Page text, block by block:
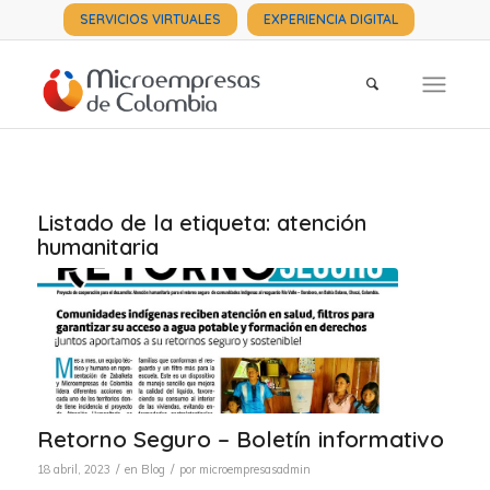
SERVICIOS VIRTUALES EXPERIENCIA DIGITAL
Listado de la etiqueta: atención
humanitaria
Retorno Seguro – Boletín informativo
18 abril, 2023 / en Blog / por microempresasadmin